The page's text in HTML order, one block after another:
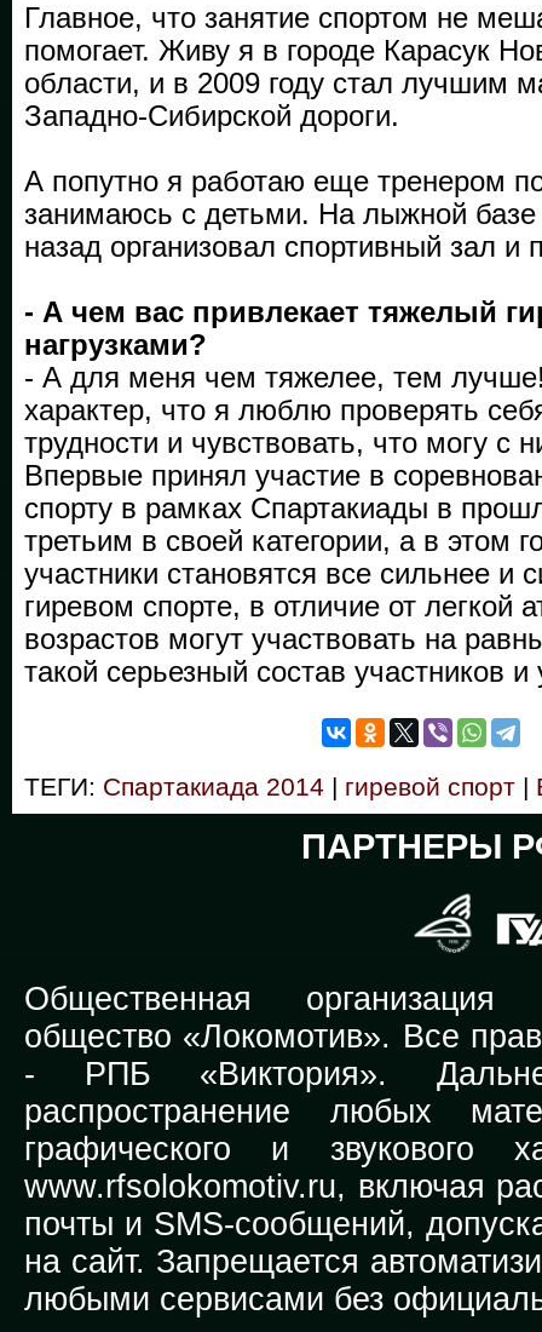
Главное, что занятие спортом не
помогает. Живу я в городе Карасук
области, и в 2009 году стал лучшим
Западно-Сибирской дороги.
А попутно я работаю еще тренером
занимаюсь с детьми. На лыжной базе
назад организовал спортивный зал
- А чем вас привлекает тяжелый
нагрузками?
- А для меня чем тяжелее, тем
характер, что я люблю проверять
трудности и чувствовать, что могу с
Впервые принял участие в
спорту в рамках Спартакиады в
третьим в своей категории, а в этом
участники становятся все сильнее и
гиревом спорте, в отличие от легкой
возрастов могут участвовать на
такой серьезный состав участников
ТЕГИ: Спартакиада 2014 | гиревой спорт |
ПАРТНЕРЫ
Общественная организация
общество «Локомотив». Все
- РПБ «Виктория».
распространение любых
графического и звукового
www.rfsolokomotiv.ru, включая
почты и SMS-сообщений,
на сайт. Запрещается
любыми сервисами без